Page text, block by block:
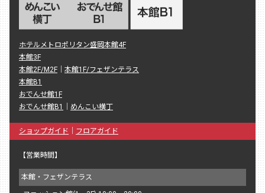
ホテルメトロポリタン盛岡本館4F
本館3F
本館2F/M2F
本館1F/フェザンテラス
本館B1
おでんせ館1F
おでんせ館B1
めんこい横丁
ショップガイド フロアガイド
【営業時間】
本館・フェザンテラス